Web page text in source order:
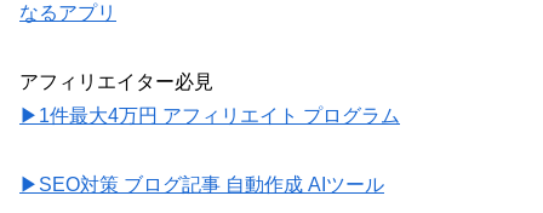
なるアプリ
アフィリエイター必見
▶1件最大4万円 アフィリエイト プログラム
▶SEO対策 ブログ記事 自動作成 AIツール